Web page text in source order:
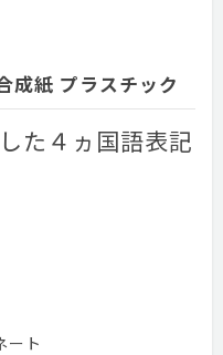
成紙 プラスチック
た４ヵ国語表記
ート